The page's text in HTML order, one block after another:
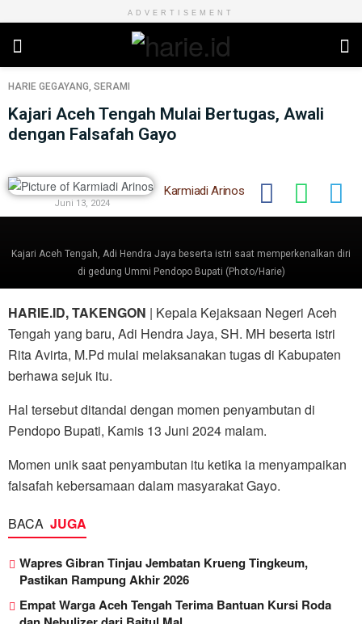
ADVERTISEMENT
HARIE GEGAYANG, SERAMI
Kajari Aceh Tengah Mulai Bertugas, Awali
dengan Falsafah Gayo
Karmiadi Arinos
Juni 13, 2024
Kajari Aceh Tengah, Adi Hendra Jaya beserta istri saat memperkenalkan diri
di gedung Ummi Pendopo Bupati (Photo/Harie)
HARIE.ID, TAKENGON | Kepala Kejaksaan Negeri Aceh
Tengah yang baru, Adi Hendra Jaya, SH. MH beserta istri
Rita Avirta, M.Pd mulai melaksanakan tugas di Kabupaten
berhawa sejuk itu.
Hal tersebut ditandai dengan momen penyambutan di
Pendopo Bupati, Kamis 13 Juni 2024 malam.
Momen unik saat penyambutan itu ketika ia menyampaikan
falsafah kebersamaan dalam masyarakat Gayo.
BACA JUGA
Wapres Gibran Tinjau Jembatan Krueng Tingkeum,
Pastikan Rampung Akhir 2026
Empat Warga Aceh Tengah Terima Bantuan Kursi Roda